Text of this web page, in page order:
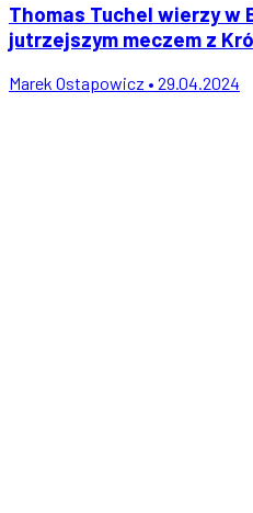
Thomas Tuchel wierzy w
jutrzejszym meczem z
Marek Ostapowicz • 29.04.2024